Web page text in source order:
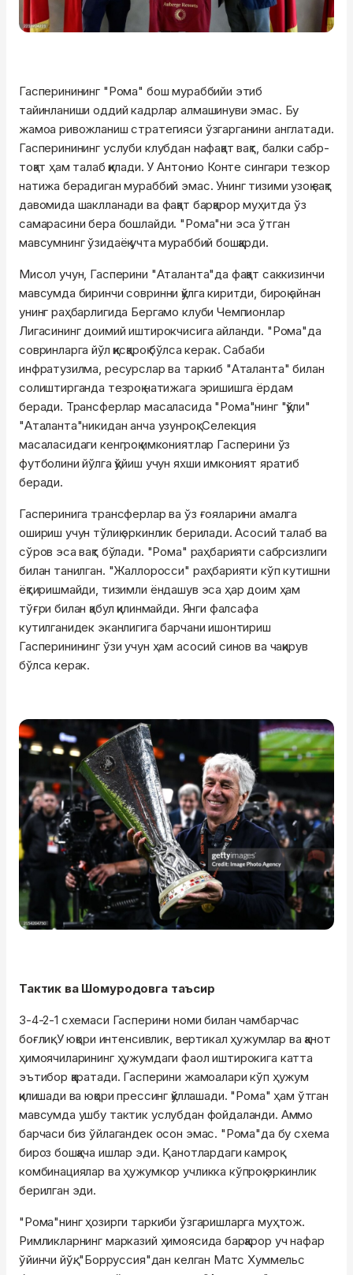
Гасперинининг "Рома" бош мураббийи этиб
тайинланиши оддий кадрлар алмашинуви эмас. Бу
жамоа ривожланиш стратегияси ўзгарганини англатади.
Гасперинининг услуби клубдан нафақат вақт, балки сабр-
тоқат ҳам талаб қилади. У Антонио Конте сингари тезкор
натижа берадиган мураббий эмас. Унинг тизими узоқ вақт
давомида шаклланади ва фақат барқарор муҳитда ўз
самарасини бера бошлайди. "Рома"ни эса ўтган
мавсумнинг ўзидаёқ учта мураббий бошқарди.
Мисол учун, Гасперини "Аталанта"да фақат саккизинчи
мавсумда биринчи совринни қўлга киритди, бироқ айнан
унинг раҳбарлигида Бергамо клуби Чемпионлар
Лигасининг доимий иштирокчисига айланди. "Рома"да
совринларга йўл қисқароқ бўлса керак. Сабаби
инфратузилма, ресурслар ва таркиб "Аталанта" билан
солиштирганда тезроқ натижага эришишга ёрдам
беради. Трансферлар масаласида "Рома"нинг "қўли"
"Аталанта"никидан анча узунроқ. Селекция
масаласидаги кенгроқ имкониятлар Гасперини ўз
футболини йўлга қўйиш учун яхши имконият яратиб
беради.
Гасперинига трансферлар ва ўз ғояларини амалга
ошириш учун тўлиқ эркинлик берилади. Асосий талаб ва
сўров эса вақт бўлади. "Рома" раҳбарияти сабрсизлиги
билан танилган. "Жаллоросси" раҳбарияти кўп кутишни
ёқтиришмайди, тизимли ёндашув эса ҳар доим ҳам
тўғри билан қабул қилинмайди. Янги фалсафа
кутилганидек эканлигига барчани ишонтириш
Гасперинининг ўзи учун ҳам асосий синов ва чақирув
бўлса керак.
Тактик ва Шомуродовга таъсир
3-4-2-1 схемаси Гасперини номи билан чамбарчас
боғлиқ. У юқори интенсивлик, вертикал ҳужумлар ва қанот
ҳимоячиларининг ҳужумдаги фаол иштирокига катта
эътибор қаратади. Гасперини жамоалари кўп ҳужум
қилишади ва юқори прессинг қўллашади. "Рома" ҳам ўтган
мавсумда ушбу тактик услубдан фойдаланди. Аммо
барчаси биз ўйлагандек осон эмас. "Рома"да бу схема
бироз бошқача ишлар эди. Қанотлардаги камроқ
комбинациялар ва ҳужумкор учликка кўпроқ эркинлик
берилган эди.
"Рома"нинг ҳозирги таркиби ўзгаришларга муҳтож.
Римликларнинг марказий ҳимоясида барқарор уч нафар
ўйинчи йўқ. "Борруссия"дан келган Матс Хуммельс